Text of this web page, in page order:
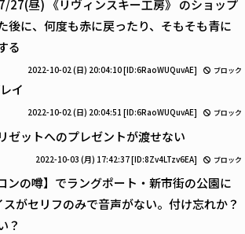
27(昼) 《リヴィンスキー工房》 のショップ
後に、何度も赤に戻ったり、そもそも青に
る
2022-10-02 (日) 20:04:10[ID:6RaoWUQuvAE] ブロック
イ
2022-10-02 (日) 20:04:51 [ID:6RaoWUQuvAE] ブロック
ゼットへのプレゼントが渡せない
2022-10-03 (月) 17:42:37[ID:8Zv4LTzv6EA] ブロック
ンの噂】でラングポート・新市街の公園に
がセリフのみで音声がない。付け忘れか？
？